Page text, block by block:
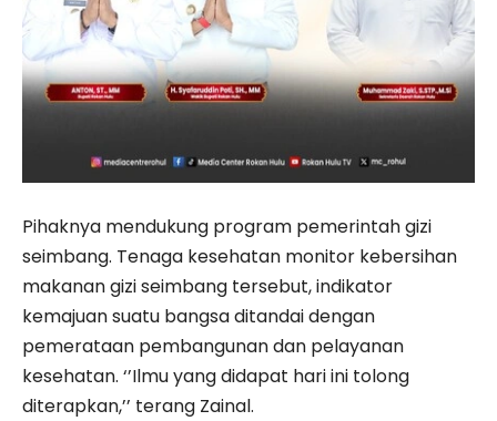
Pihaknya mendukung program pemerintah gizi
seimbang. Tenaga kesehatan monitor kebersihan
makanan gizi seimbang tersebut, indikator
kemajuan suatu bangsa ditandai dengan
pemerataan pembangunan dan pelayanan
kesehatan. ‘’Ilmu yang didapat hari ini tolong
diterapkan,’’ terang Zainal.